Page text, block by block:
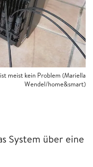
meist kein Problem (Mariella
Wendel/home&smart)
System über eine